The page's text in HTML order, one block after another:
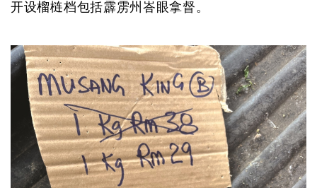
开设榴梿档包括霹雳州峇眼拿督。